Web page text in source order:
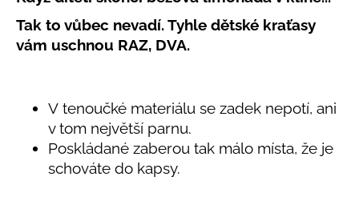
produktu
je
0,0
z
Tak to vůbec nevadí. Tyhle dětské kraťasy
vám uschnou RAZ, DVA.
V tenoučké materiálu se zadek nepotí, ani
v tom největší parnu.
Poskládané zaberou tak málo místa, že je
schováte do kapsy.
u
j
e
LETNÍ
KLOBOUČEK
OUŠKY